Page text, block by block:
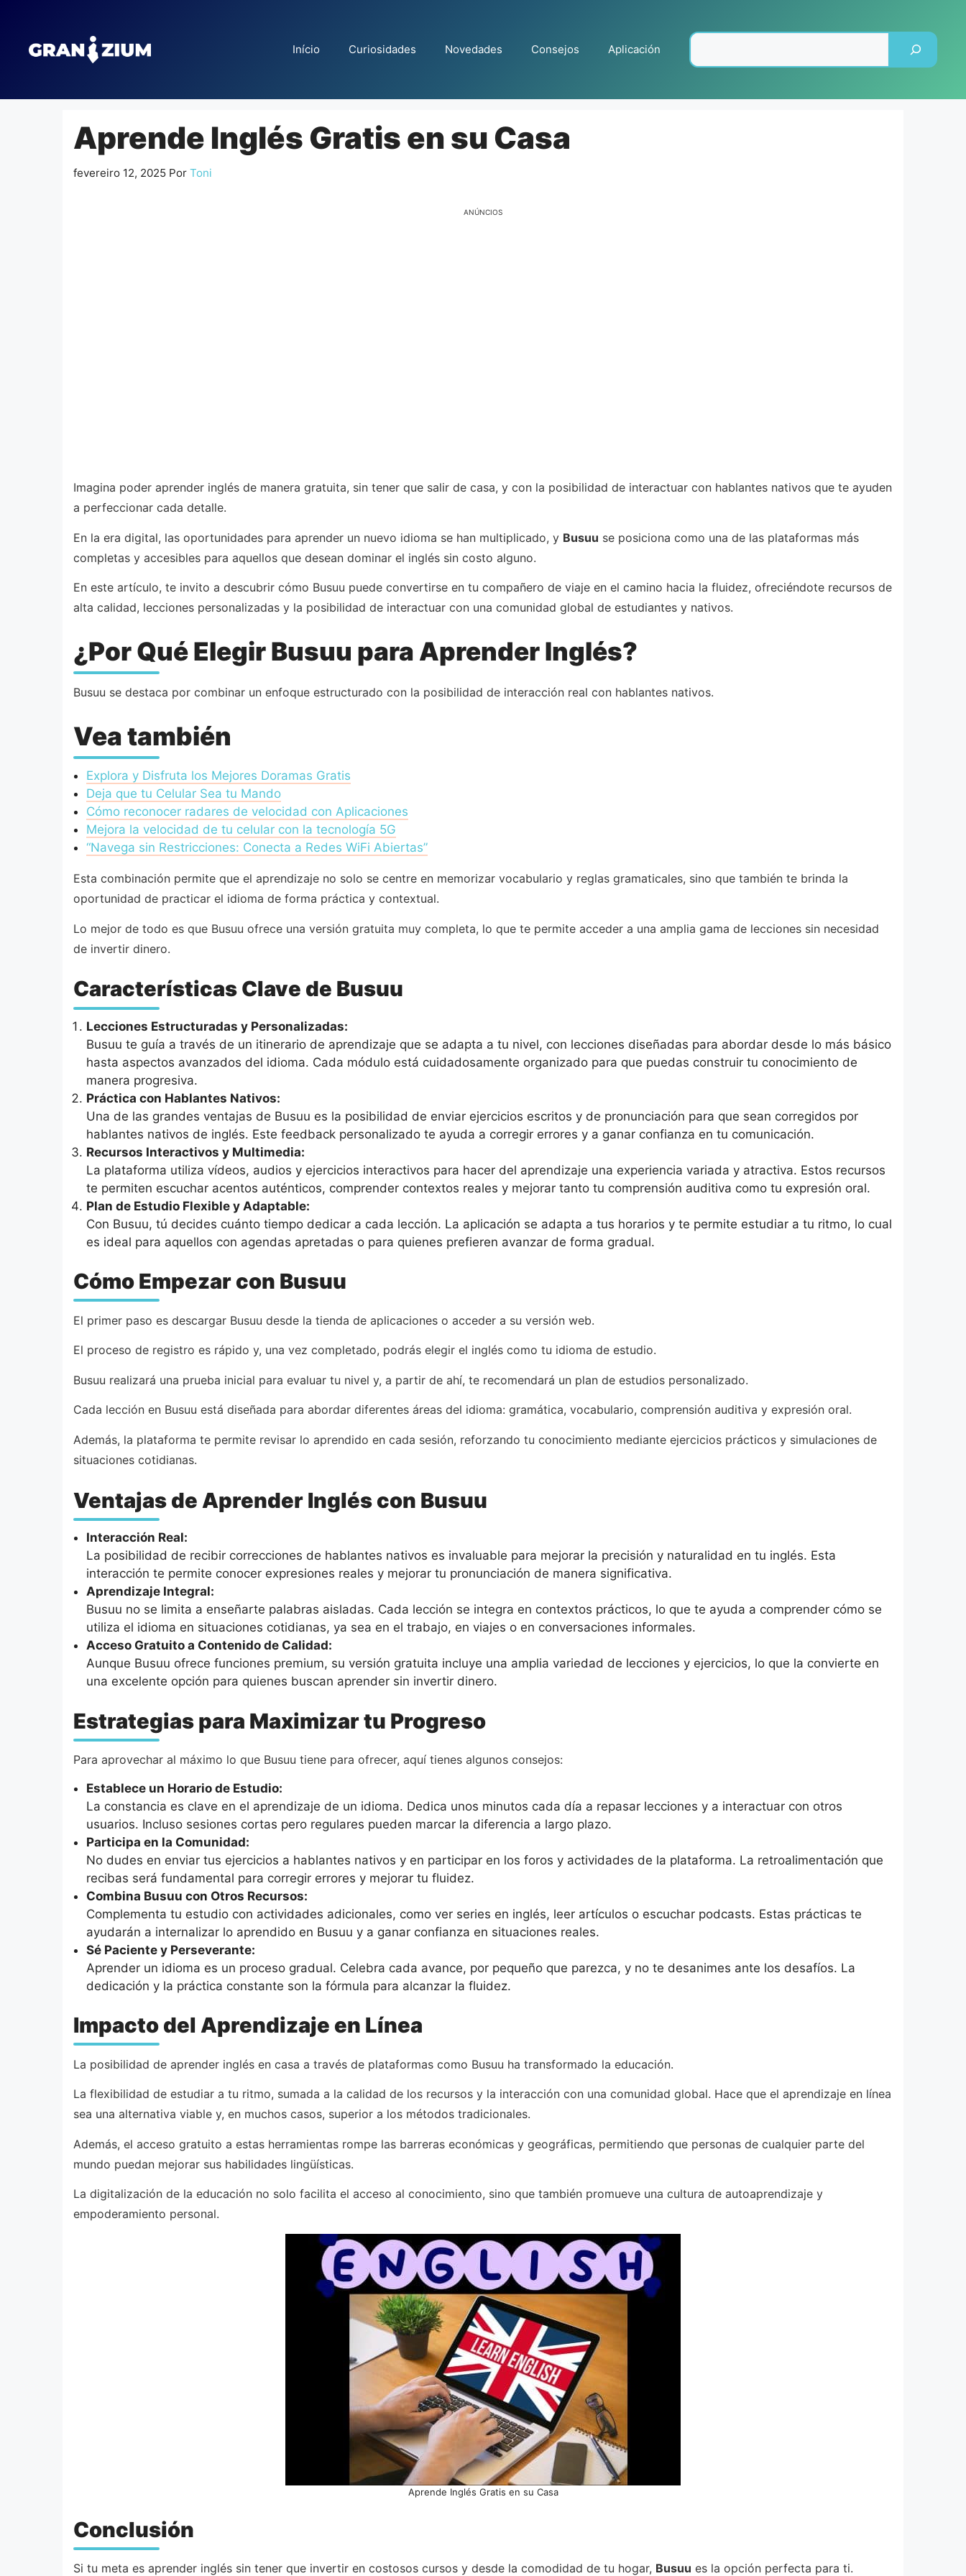
Início Curiosidades Novedades Consejos Aplicación
Aprende Inglés Gratis en su Casa
fevereiro 12, 2025 Por Toni
ANÚNCIOS
Imagina poder aprender inglés de manera gratuita, sin tener que salir de casa, y con la posibilidad de interactuar con hablantes nativos que te ayuden
a perfeccionar cada detalle.
En la era digital, las oportunidades para aprender un nuevo idioma se han multiplicado, y Busuu se posiciona como una de las plataformas más
completas y accesibles para aquellos que desean dominar el inglés sin costo alguno.
En este artículo, te invito a descubrir cómo Busuu puede convertirse en tu compañero de viaje en el camino hacia la fluidez, ofreciéndote recursos de
alta calidad, lecciones personalizadas y la posibilidad de interactuar con una comunidad global de estudiantes y nativos.
¿Por Qué Elegir Busuu para Aprender Inglés?
Busuu se destaca por combinar un enfoque estructurado con la posibilidad de interacción real con hablantes nativos.
Vea también
Explora y Disfruta los Mejores Doramas Gratis
Deja que tu Celular Sea tu Mando
Cómo reconocer radares de velocidad con Aplicaciones
Mejora la velocidad de tu celular con la tecnología 5G
“Navega sin Restricciones: Conecta a Redes WiFi Abiertas”
Esta combinación permite que el aprendizaje no solo se centre en memorizar vocabulario y reglas gramaticales, sino que también te brinda la
oportunidad de practicar el idioma de forma práctica y contextual.
Lo mejor de todo es que Busuu ofrece una versión gratuita muy completa, lo que te permite acceder a una amplia gama de lecciones sin necesidad
de invertir dinero.
Características Clave de Busuu
Lecciones Estructuradas y Personalizadas:
Busuu te guía a través de un itinerario de aprendizaje que se adapta a tu nivel, con lecciones diseñadas para abordar desde lo más básico
hasta aspectos avanzados del idioma. Cada módulo está cuidadosamente organizado para que puedas construir tu conocimiento de
manera progresiva.
Práctica con Hablantes Nativos:
Una de las grandes ventajas de Busuu es la posibilidad de enviar ejercicios escritos y de pronunciación para que sean corregidos por
hablantes nativos de inglés. Este feedback personalizado te ayuda a corregir errores y a ganar confianza en tu comunicación.
Recursos Interactivos y Multimedia:
La plataforma utiliza vídeos, audios y ejercicios interactivos para hacer del aprendizaje una experiencia variada y atractiva. Estos recursos
te permiten escuchar acentos auténticos, comprender contextos reales y mejorar tanto tu comprensión auditiva como tu expresión oral.
Plan de Estudio Flexible y Adaptable:
Con Busuu, tú decides cuánto tiempo dedicar a cada lección. La aplicación se adapta a tus horarios y te permite estudiar a tu ritmo, lo cual
es ideal para aquellos con agendas apretadas o para quienes prefieren avanzar de forma gradual.
Cómo Empezar con Busuu
El primer paso es descargar Busuu desde la tienda de aplicaciones o acceder a su versión web.
El proceso de registro es rápido y, una vez completado, podrás elegir el inglés como tu idioma de estudio.
Busuu realizará una prueba inicial para evaluar tu nivel y, a partir de ahí, te recomendará un plan de estudios personalizado.
Cada lección en Busuu está diseñada para abordar diferentes áreas del idioma: gramática, vocabulario, comprensión auditiva y expresión oral.
Además, la plataforma te permite revisar lo aprendido en cada sesión, reforzando tu conocimiento mediante ejercicios prácticos y simulaciones de
situaciones cotidianas.
Ventajas de Aprender Inglés con Busuu
Interacción Real:
La posibilidad de recibir correcciones de hablantes nativos es invaluable para mejorar la precisión y naturalidad en tu inglés. Esta
interacción te permite conocer expresiones reales y mejorar tu pronunciación de manera significativa.
Aprendizaje Integral:
Busuu no se limita a enseñarte palabras aisladas. Cada lección se integra en contextos prácticos, lo que te ayuda a comprender cómo se
utiliza el idioma en situaciones cotidianas, ya sea en el trabajo, en viajes o en conversaciones informales.
Acceso Gratuito a Contenido de Calidad:
Aunque Busuu ofrece funciones premium, su versión gratuita incluye una amplia variedad de lecciones y ejercicios, lo que la convierte en
una excelente opción para quienes buscan aprender sin invertir dinero.
Estrategias para Maximizar tu Progreso
Para aprovechar al máximo lo que Busuu tiene para ofrecer, aquí tienes algunos consejos:
Establece un Horario de Estudio:
La constancia es clave en el aprendizaje de un idioma. Dedica unos minutos cada día a repasar lecciones y a interactuar con otros
usuarios. Incluso sesiones cortas pero regulares pueden marcar la diferencia a largo plazo.
Participa en la Comunidad:
No dudes en enviar tus ejercicios a hablantes nativos y en participar en los foros y actividades de la plataforma. La retroalimentación que
recibas será fundamental para corregir errores y mejorar tu fluidez.
Combina Busuu con Otros Recursos:
Complementa tu estudio con actividades adicionales, como ver series en inglés, leer artículos o escuchar podcasts. Estas prácticas te
ayudarán a internalizar lo aprendido en Busuu y a ganar confianza en situaciones reales.
Sé Paciente y Perseverante:
Aprender un idioma es un proceso gradual. Celebra cada avance, por pequeño que parezca, y no te desanimes ante los desafíos. La
dedicación y la práctica constante son la fórmula para alcanzar la fluidez.
Impacto del Aprendizaje en Línea
La posibilidad de aprender inglés en casa a través de plataformas como Busuu ha transformado la educación.
La flexibilidad de estudiar a tu ritmo, sumada a la calidad de los recursos y la interacción con una comunidad global. Hace que el aprendizaje en línea
sea una alternativa viable y, en muchos casos, superior a los métodos tradicionales.
Además, el acceso gratuito a estas herramientas rompe las barreras económicas y geográficas, permitiendo que personas de cualquier parte del
mundo puedan mejorar sus habilidades lingüísticas.
La digitalización de la educación no solo facilita el acceso al conocimiento, sino que también promueve una cultura de autoaprendizaje y
empoderamiento personal.
Aprende Inglés Gratis en su Casa
Conclusión
Si tu meta es aprender inglés sin tener que invertir en costosos cursos y desde la comodidad de tu hogar, Busuu es la opción perfecta para ti.